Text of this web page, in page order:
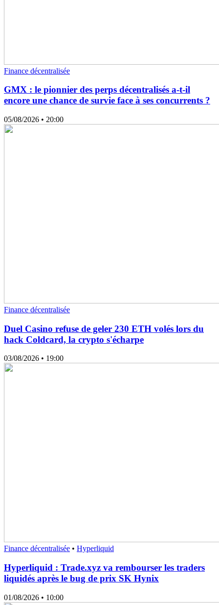
Finance décentralisée
GMX : le pionnier des perps décentralisés a-t-il
encore une chance de survie face à ses concurrents ?
05/08/2026 • 20:00
Finance décentralisée
Duel Casino refuse de geler 230 ETH volés lors du
hack Coldcard, la crypto s'écharpe
03/08/2026 • 19:00
Finance décentralisée • Hyperliquid
Hyperliquid : Trade.xyz va rembourser les traders
liquidés après le bug de prix SK Hynix
01/08/2026 • 10:00